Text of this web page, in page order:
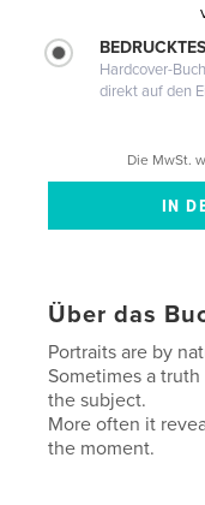
Hardcover-
direkt auf den
Die MwSt.
Über das
Portraits are by
Sometimes a
the subject.
More often it
the moment.